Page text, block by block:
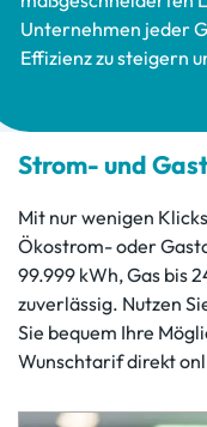
Unternehmen jeder
Effizienz zu steigern
Strom- und
Mit nur wenigen
Ökostrom- oder
99.999 kWh, Gas bis
zuverlässig. Nutzen
Sie bequem Ihre
Wunschtarif direkt